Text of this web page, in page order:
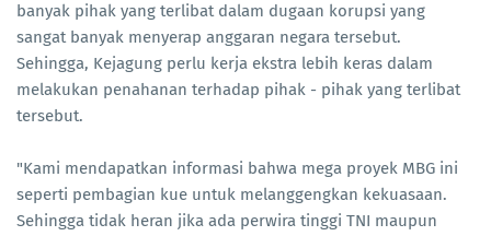
banyak pihak yang terlibat dalam dugaan korupsi yang
sangat banyak menyerap anggaran negara tersebut.
Sehingga, Kejagung perlu kerja ekstra lebih keras dalam
melakukan penahanan terhadap pihak - pihak yang terlibat
tersebut.
"Kami mendapatkan informasi bahwa mega proyek MBG ini
seperti pembagian kue untuk melanggengkan kekuasaan.
Sehingga tidak heran jika ada perwira tinggi TNI maupun